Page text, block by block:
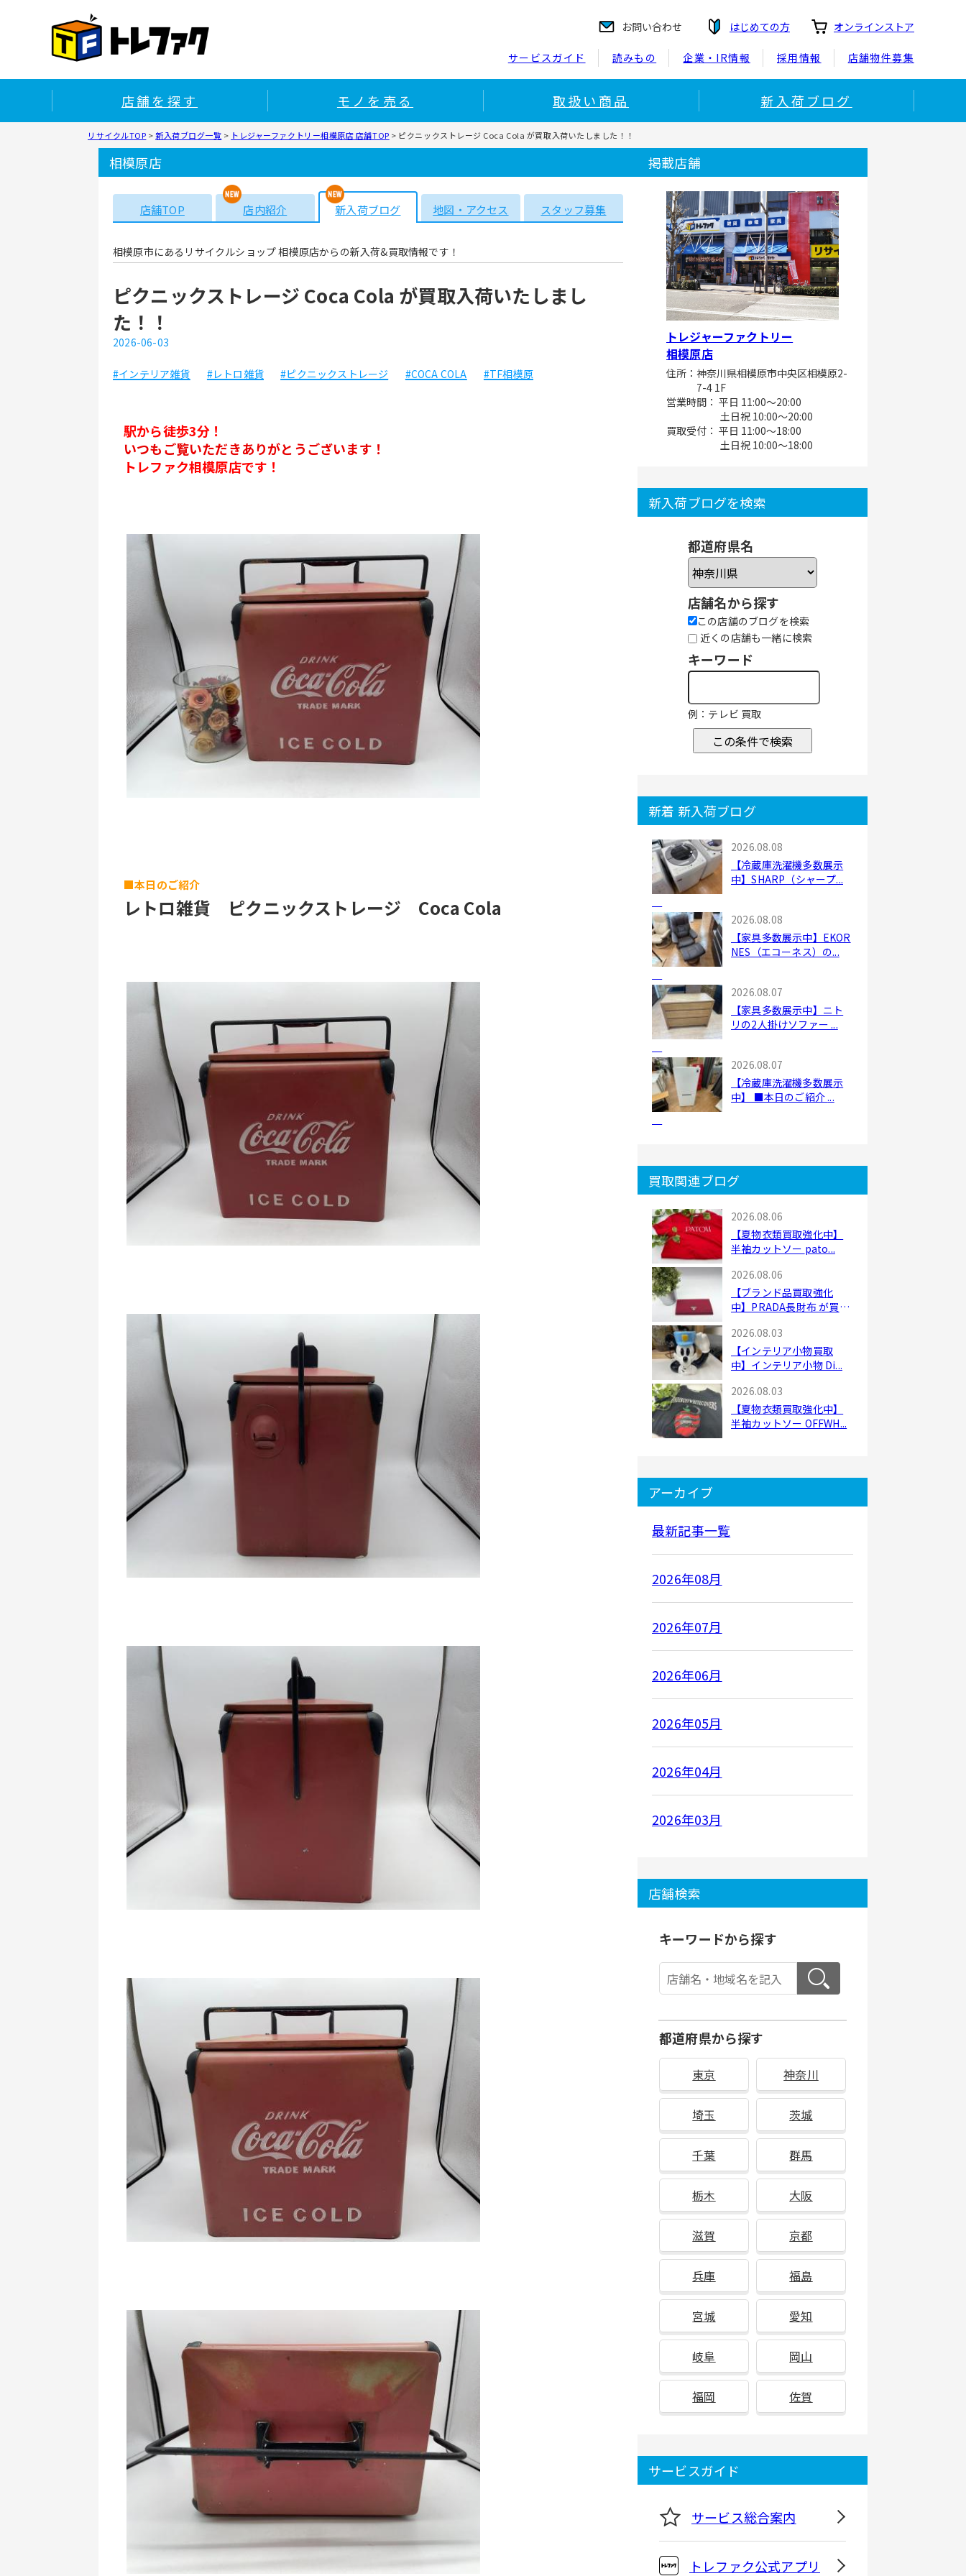
お問い合わせ はじめての方 オンラインストア
サービスガイド 読みもの 企業・IR情報 採用情報 店舗物件募集
店舗を探す モノを売る 取扱い商品 新入荷ブログ
リサイクルTOP >新入荷ブログ一覧 > トレジャーファクトリー相模原店 店舗TOP > ピクニックストレージ Coca Cola が買取入荷いたしました！！
相模原店
店舗TOP 店内紹介 新入荷ブログ 地図・アクセス スタッフ募集
相模原市にあるリサイクルショップ 相模原店からの新入荷&買取情報です！
ピクニックストレージ Coca Cola が買取入荷いたしまし
た！！
2026-06-03
#インテリア雑貨 #レトロ雑貨 #ピクニックストレージ #COCA COLA #TF相模原
駅から徒歩3分！
いつもご覧いただきありがとうございます！
トレファク相模原店です！
■本日のご紹介
レトロ雑貨　ピクニックストレージ　Coca Cola
掲載店舗
トレジャーファクトリー
相模原店
住所：神奈川県相模原市中央区相模原2-
7-4 1F
営業時間： 平日 11:00～20:00
土日祝 10:00～20:00
買取受付： 平日 11:00～18:00
土日祝 10:00～18:00
新入荷ブログを検索
都道府県名
店舗名から探す
この店舗のブログを検索
近くの店舗も一緒に検索
キーワード
例：テレビ 買取
この条件で検索
新着 新入荷ブログ
2026.08.08
【冷蔵庫洗濯機多数展示
中】SHARP（シャープ...
2026.08.08
【家具多数展示中】EKOR
NES（エコーネス）の...
2026.08.07
【家具多数展示中】ニト
リの2人掛けソファー ...
2026.08.07
【冷蔵庫洗濯機多数展示
中】 ■本日のご紹介 ...
買取関連ブログ
2026.08.06
【夏物衣類買取強化中】
半袖カットソー pato...
2026.08.06
【ブランド品買取強化
中】PRADA長財布 が買
2026.08.03
【インテリア小物買取
中】インテリア小物 Di...
2026.08.03
【夏物衣類買取強化中】
半袖カットソー OFFWH...
アーカイブ
最新記事一覧
2026年08月
2026年07月
2026年06月
2026年05月
2026年04月
2026年03月
店舗検索
キーワードから探す
都道府県から探す
東京 神奈川
埼玉 茨城
千葉 群馬
栃木 大阪
滋賀 京都
兵庫 福島
宮城 愛知
岐阜 岡山
福岡 佐賀
サービスガイド
サービス総合案内
トレファク公式アプリ